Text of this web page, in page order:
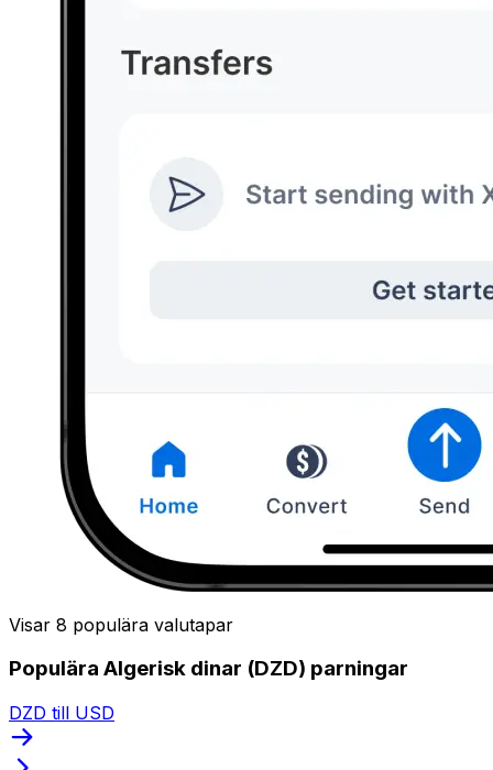
Visar 8 populära valutapar
Populära Algerisk dinar (DZD) parningar
DZD till USD